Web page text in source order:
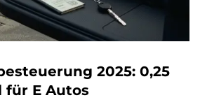
2025: 0,25
für E Autos